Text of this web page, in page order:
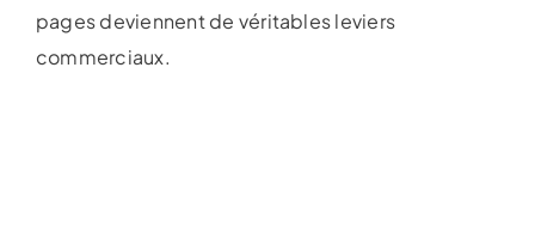
pages deviennent de véritables leviers
commerciaux.